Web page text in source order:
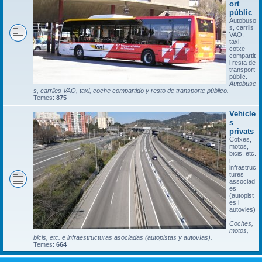
ort
públic
Autobuso
s, carrils
VAO,
taxi,
cotxe
compartit
i resta de
transport
públic.
Autobuse
s, carriles VAO, taxi, coche compartido y resto de transporte público.
Temes: 875
Vehicle
s
privats
Cotxes,
motos,
bicis, etc.
i
infrastruc
tures
associad
es
(autopist
es i
autovies)
Coches,
motos,
bicis, etc. e infraestructuras asociadas (autopistas y autovías).
Temes: 664